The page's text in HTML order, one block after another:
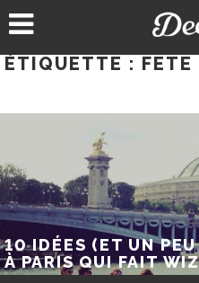
au
ÉTIQUETTE : FETE
10 IDÉES (ET UN
À PARIS QUI FAIT